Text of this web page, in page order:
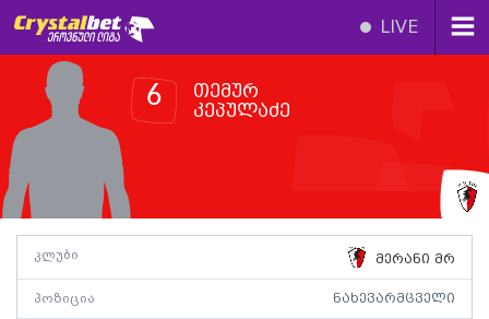
LIVE
6
თემურ
კეპულაძე
კლუბი მერანი მრ
პოზიცია ნახევარმცველი